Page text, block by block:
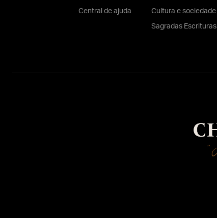
Central de ajuda Cultura e sociedade
Sagradas Escrituras